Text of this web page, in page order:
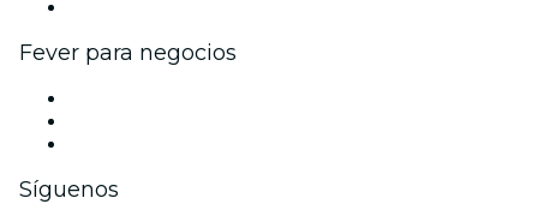
Fever para negocios
Síguenos